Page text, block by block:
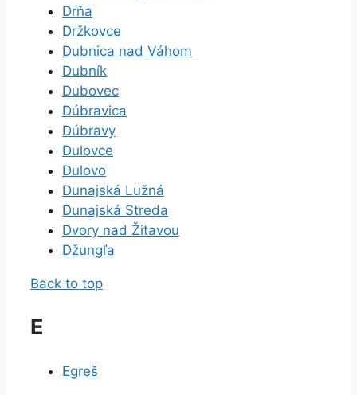
Drňa
Držkovce
Dubnica nad Váhom
Dubník
Dubovec
Dúbravica
Dúbravy
Dulovce
Dulovo
Dunajská Lužná
Dunajská Streda
Dvory nad Žitavou
Džungľa
Back to top
E
Egreš